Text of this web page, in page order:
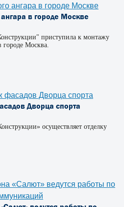
в городе Москве
приступила к монтажу
городе Москва.
Дворца спорта
осуществляет отделку